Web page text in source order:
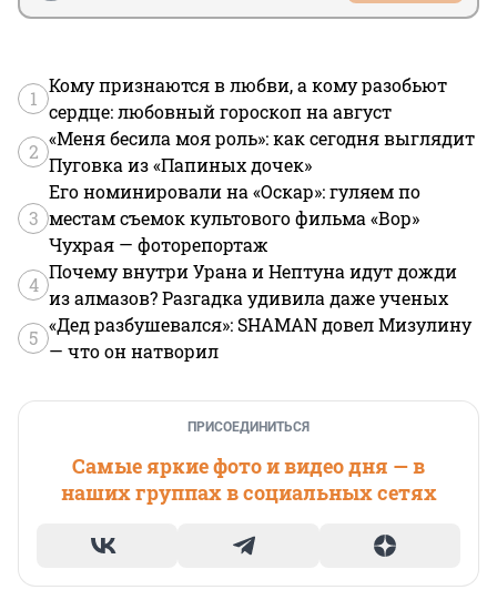
1
Кому признаются в любви, а кому разобьют
сердце: любовный гороскоп на август
2
«Меня бесила моя роль»: как сегодня выглядит
Пуговка из «Папиных дочек»
3
Его номинировали на «Оскар»: гуляем по
местам съемок культового фильма «Вор»
Чухрая — фоторепортаж
4
Почему внутри Урана и Нептуна идут дожди
из алмазов? Разгадка удивила даже ученых
5
«Дед разбушевался»: SHAMAN довел Мизулину
— что он натворил
ПРИСОЕДИНИТЬСЯ
Самые яркие фото и видео дня — в
наших группах в социальных сетях